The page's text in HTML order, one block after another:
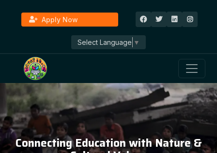
Apply Now
Select Language ▼
Connecting Education with Nature &